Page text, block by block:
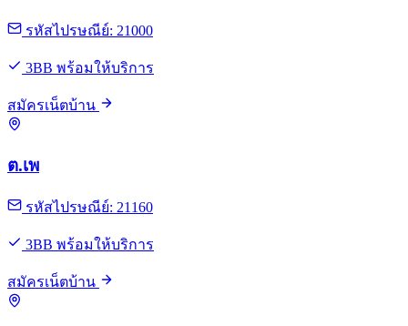
รหัสไปรษณีย์: 21000
3BB พร้อมให้บริการ
สมัครเน็ตบ้าน
ต.เพ
รหัสไปรษณีย์: 21160
3BB พร้อมให้บริการ
สมัครเน็ตบ้าน